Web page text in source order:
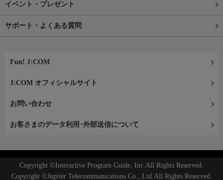
イベント・プレゼント
サポート・よくある質問
Fun! J:COM
J:COM オフィシャルサイト
お問い合わせ
お客さまのデータ利用･外部送信について
Copyright ©Interactive Program Guide, Inc.All Rights Reserved.
Copyright ©Jupiter Telecommunications Co., Ltd.All Rights Reserved.